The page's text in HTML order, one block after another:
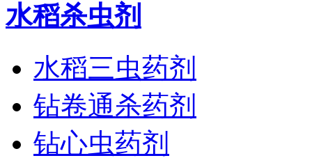
水稻杀虫剂
水稻三虫药剂
钻卷通杀药剂
钻心虫药剂